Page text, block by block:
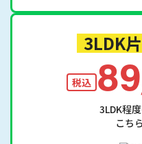
3LDK
税込
3LDK程
こち